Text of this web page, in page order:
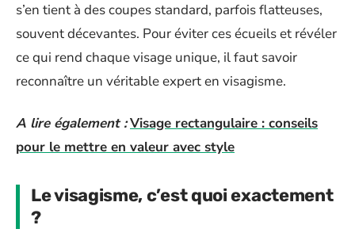
s’en tient à des coupes standard, parfois flatteuses,
souvent décevantes. Pour éviter ces écueils et révéler
ce qui rend chaque visage unique, il faut savoir
reconnaître un véritable expert en visagisme.
A lire également :Visage rectangulaire : conseils
pour le mettre en valeur avec style
Le visagisme, c’est quoi exactement
?